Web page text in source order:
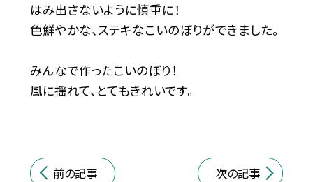
はみ出さないように慎重に！
色鮮やかな、ステキなこいのぼりができました。
みんなで作ったこいのぼり！
風に揺れて、とてもきれいです。
前の記事 次の記事